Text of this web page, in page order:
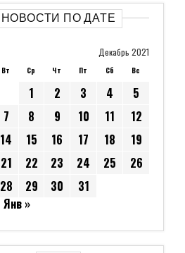
НОВОСТИ ПО ДАТЕ
Декабрь 2021
Вт Ср Чт Пт Сб Вс
1 2 3 4
5
7 8 9 10 11
12
14 15 16 17 18
19
21 22 23 24 25
26
28 29 30
31
Янв »